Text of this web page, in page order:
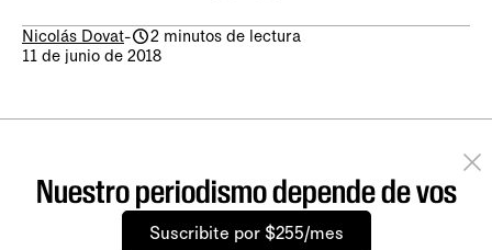
Nicolás Dovat-
2 minutos de lectura
11 de junio de 2018
Nuestro periodismo depende de vos
Suscribite por $255/mes